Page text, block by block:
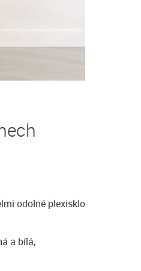
odolné plexisklo
a bílá,